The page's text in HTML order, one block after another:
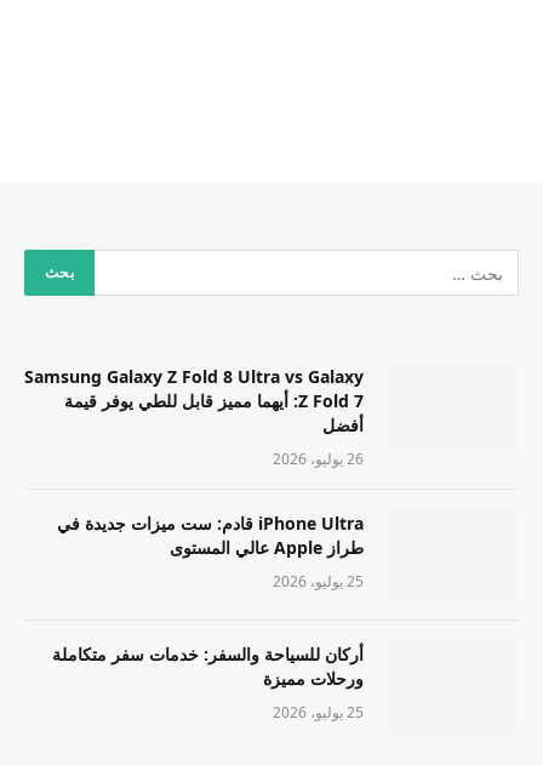
Samsung Galaxy Z Fold 8 Ultra vs Galaxy
Z Fold 7: أيهما مميز قابل للطي يوفر قيمة
أفضل
26 يوليو، 2026
iPhone Ultra قادم: ست ميزات جديدة في
طراز Apple عالي المستوى
25 يوليو، 2026
أركان للسياحة والسفر: خدمات سفر متكاملة
ورحلات مميزة
25 يوليو، 2026